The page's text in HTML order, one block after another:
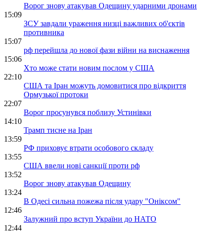
Ворог знову атакував Одещину ударними дронами
15:09
ЗСУ завдали ураження низці важливих об'єктів
противника
15:07
рф перейшла до нової фази війни на виснаження
15:06
Хто може стати новим послом у США
22:10
США та Іран можуть домовитися про відкриття
Ормузької протоки
22:07
Ворог просунувся поблизу Устинівки
14:10
Трамп тисне на Іран
13:59
РФ приховує втрати особового складу
13:55
США ввели нові санкції проти рф
13:52
Ворог знову атакував Одещину
13:24
В Одесі сильна пожежа після удару "Оніксом"
12:46
Залужний про вступ України до НАТО
12:44